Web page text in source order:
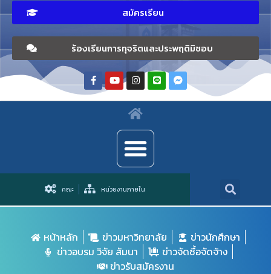
สมัครเรียน
ร้องเรียนการทุจริตและประพฤติมิชอบ
คณะ หน่วยงานภายใน
หน้าหลัก ข่าวมหาวิทยาลัย
ข่าวนักศึกษา
ข่าวอบรม วิจัย สัมนา
ข่าวจัดซื้อจัดจ้าง
ข่าวรับสมัครงาน